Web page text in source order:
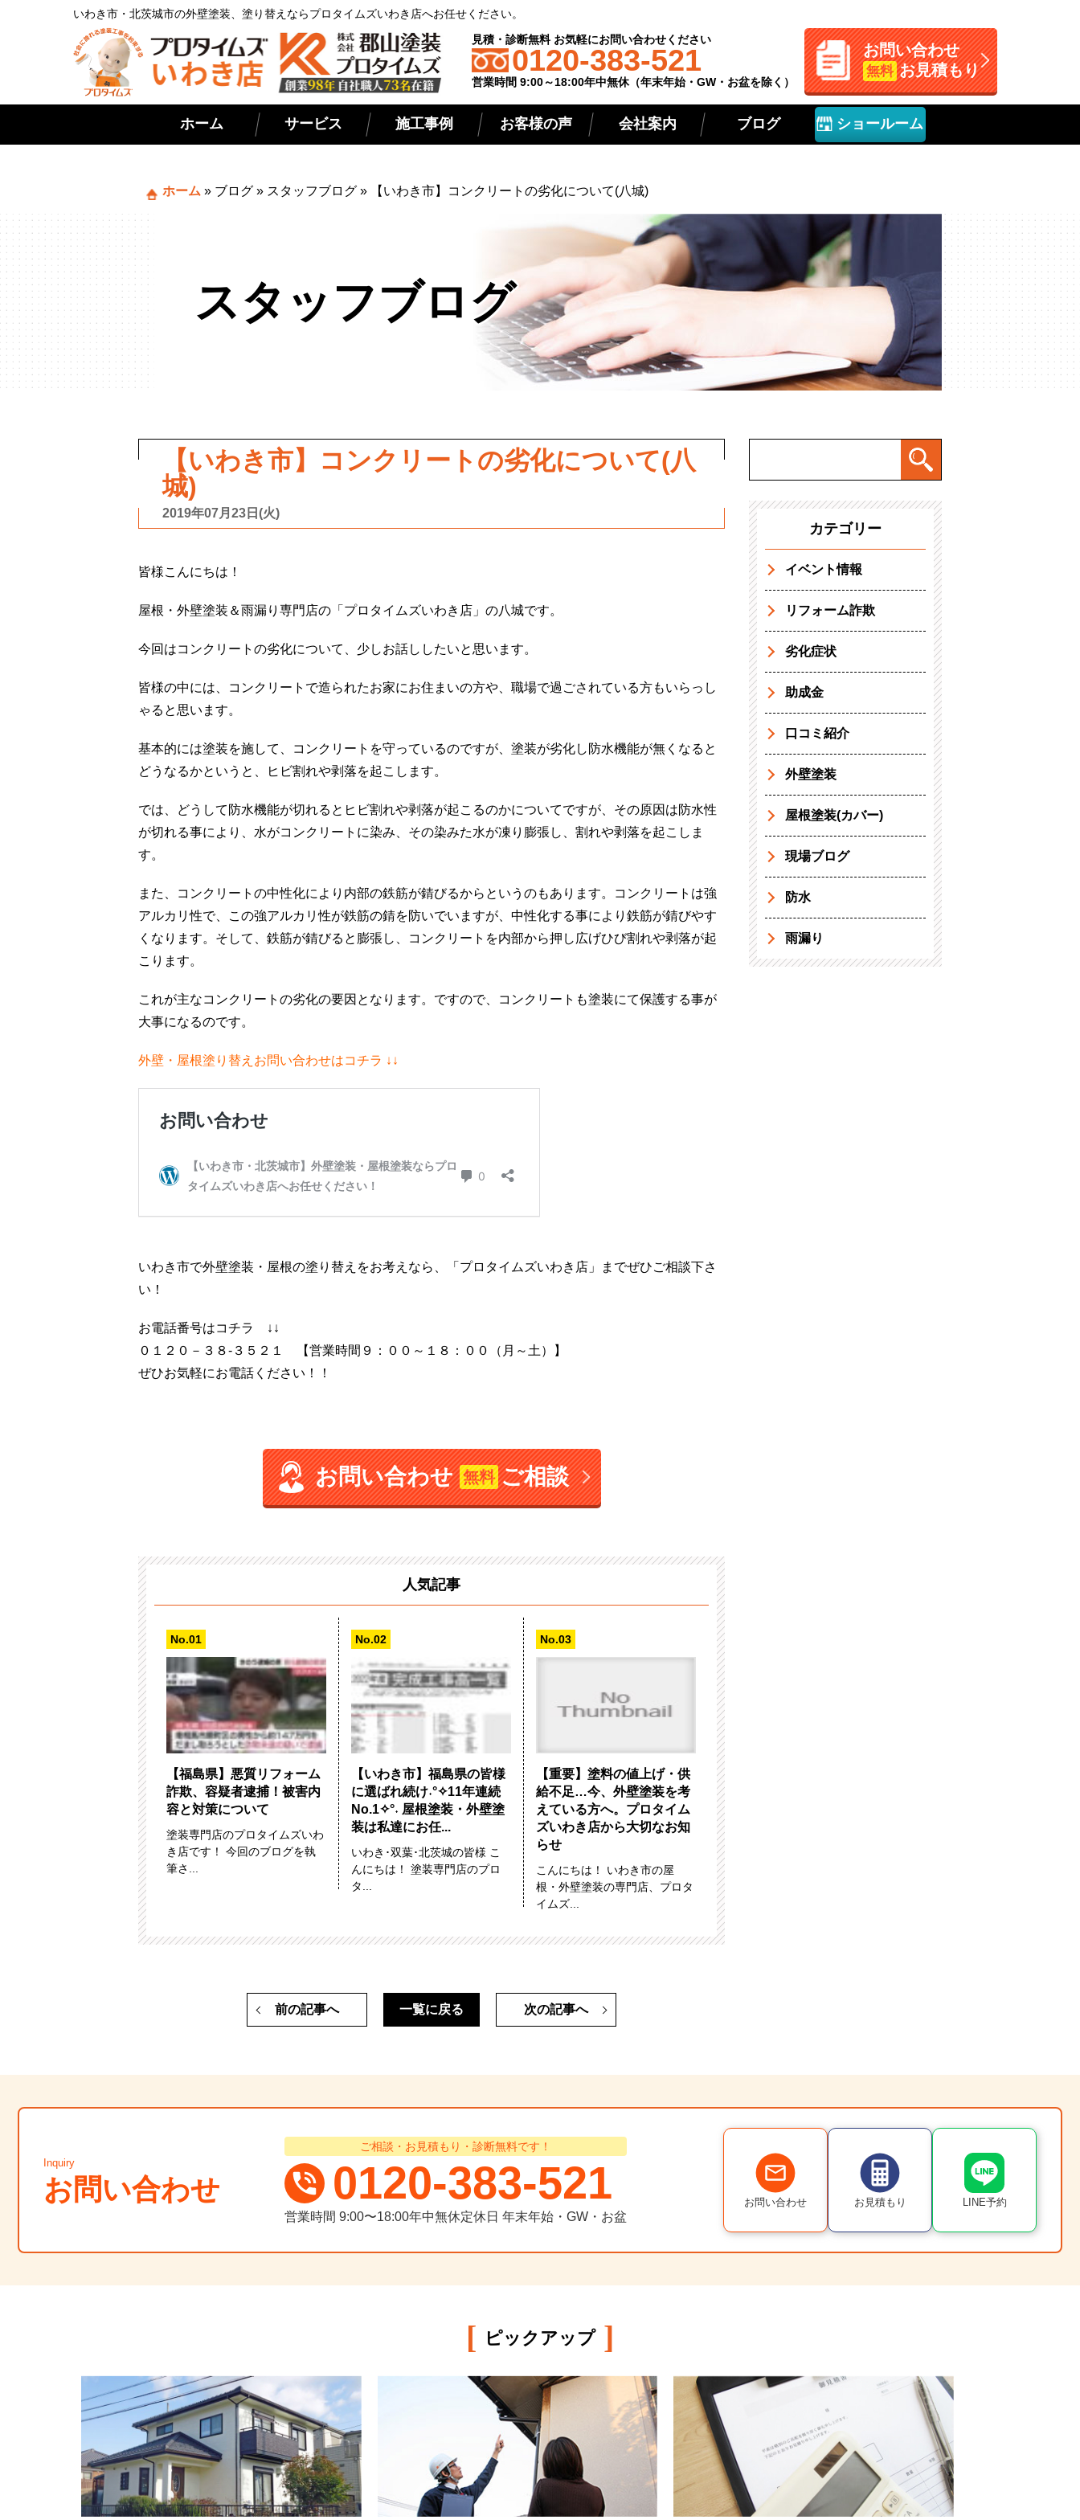
いわき市・北茨城市の外壁塗装、塗り替えならプロタイムズいわき店へお任せください。
見積・診断無料 お気軽にお問い合わせください
0120-383-521
営業時間 9:00～18:00年中無休（年末年始・GW・お盆を除く）
お問い合わせ
無料 お見積もり
ホーム サービス 施工事例 お客様の声 会社案内 ブログ ショールーム
ホーム » ブログ » スタッフブログ » 【いわき市】コンクリートの劣化について(八城)
スタッフブログ
【いわき市】コンクリートの劣化について(八
城)
2019年07月23日(火)
皆様こんにちは！
屋根・外壁塗装＆雨漏り専門店の「プロタイムズいわき店」の八城です。
今回はコンクリートの劣化について、少しお話ししたいと思います。
皆様の中には、コンクリートで造られたお家にお住まいの方や、職場で過ごされている方もいらっし
ゃると思います。
基本的には塗装を施して、コンクリートを守っているのですが、塗装が劣化し防水機能が無くなると
どうなるかというと、ヒビ割れや剥落を起こします。
では、どうして防水機能が切れるとヒビ割れや剥落が起こるのかについてですが、その原因は防水性
が切れる事により、水がコンクリートに染み、その染みた水が凍り膨張し、割れや剥落を起こしま
す。
また、コンクリートの中性化により内部の鉄筋が錆びるからというのもあります。コンクリートは強
アルカリ性で、この強アルカリ性が鉄筋の錆を防いでいますが、中性化する事により鉄筋が錆びやす
くなります。そして、鉄筋が錆びると膨張し、コンクリートを内部から押し広げひび割れや剥落が起
こります。
これが主なコンクリートの劣化の要因となります。ですので、コンクリートも塗装にて保護する事が
大事になるのです。
外壁・屋根塗り替えお問い合わせはコチラ ↓↓
いわき市で外壁塗装・屋根の塗り替えをお考えなら、「プロタイムズいわき店」までぜひご相談下さ
い！
お電話番号はコチラ ↓↓
０１２０－３８-３５２１ 【営業時間９：００～１８：００（月～土）】
ぜひお気軽にお電話ください！！
お問い合わせ無料 ご相談
人気記事
【福島県】悪質リフォーム
詐欺、容疑者逮捕！被害内
容と対策について
塗装専門店のプロタイムズいわ
き店です！ 今回のブログを執
筆さ...
【いわき市】福島県の皆様
に選ばれ続け˖°✧11年連続
No.1✧°˖ 屋根塗装・外壁塗
装は私達にお任...
いわき･双葉･北茨城の皆様 こ
んにちは！ 塗装専門店のプロ
タ...
【重要】塗料の値上げ・供
給不足…今、外壁塗装を考
えている方へ。プロタイム
ズいわき店から大切なお知
らせ
こんにちは！ いわき市の屋
根・外壁塗装の専門店、プロタ
イムズ...
前の記事へ 次の記事へ
一覧に戻る
カテゴリー
イベント情報
リフォーム詐欺
劣化症状
助成金
口コミ紹介
外壁塗装
屋根塗装(カバー)
現場ブログ
防水
雨漏り
お問い合わせ
Inquiry
ご相談・お見積もり・診断無料です！
0120-383-521
営業時間 9:00〜18:00年中無休定休日 年末年始・GW・お盆
お問い合わせ お見積もり LINE予約
[ ピックアップ ]